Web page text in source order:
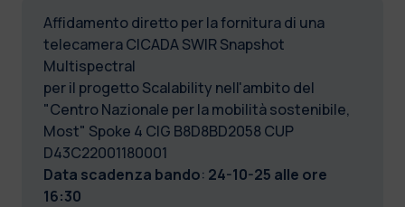
Affidamento diretto per la fornitura di una
telecamera CICADA SWIR Snapshot
Multispectral
per il progetto Scalability nell'ambito del
"Centro Nazionale per la mobilità sostenibile,
Most" Spoke 4 CIG B8D8BD2058 CUP
D43C22001180001
Data scadenza bando: 24-10-25 alle ore
16:30